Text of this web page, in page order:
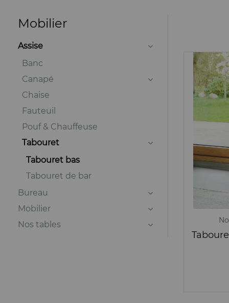
Mobilier
Assise
Banc
Canapé
Chaise
Fauteuil
Pouf & Chauffeuse
Tabouret
Tabouret bas
Tabouret de bar
Bureau
Mobilier
Nos tables